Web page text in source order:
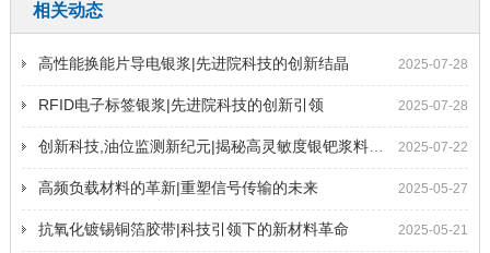
相关动态
2025-07-28
高性能换能片导电银浆|先进院科技的创新结晶
2025-07-28
RFID电子标签银浆|先进院科技的创新引领
2025-07-22
创新科技,油位监测新纪元|揭秘高灵敏度银钯浆料的奥秘
2025-05-27
高频负载材料的革新|重塑信号传输的未来
2025-05-21
抗氧化镀锡铜箔胶带|科技引领下的新材料革命